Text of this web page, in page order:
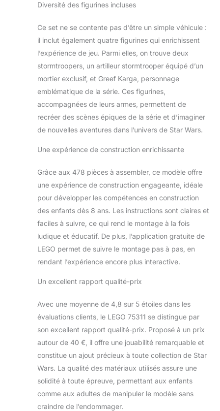
Diversité des figurines incluses
Ce set ne se contente pas d’être un simple véhicule :
il inclut également quatre figurines qui enrichissent
l’expérience de jeu. Parmi elles, on trouve deux
stormtroopers, un artilleur stormtrooper équipé d’un
mortier exclusif, et Greef Karga, personnage
emblématique de la série. Ces figurines,
accompagnées de leurs armes, permettent de
recréer des scènes épiques de la série et d’imaginer
de nouvelles aventures dans l’univers de Star Wars.
Une expérience de construction enrichissante
Grâce aux 478 pièces à assembler, ce modèle offre
une expérience de construction engageante, idéale
pour développer les compétences en construction
des enfants dès 8 ans. Les instructions sont claires et
faciles à suivre, ce qui rend le montage à la fois
ludique et éducatif. De plus, l’application gratuite de
LEGO permet de suivre le montage pas à pas, en
rendant l’expérience encore plus interactive.
Un excellent rapport qualité-prix
Avec une moyenne de 4,8 sur 5 étoiles dans les
évaluations clients, le LEGO 75311 se distingue par
son excellent rapport qualité-prix. Proposé à un prix
autour de 40 €, il offre une jouabilité remarquable et
constitue un ajout précieux à toute collection de Star
Wars. La qualité des matériaux utilisés assure une
solidité à toute épreuve, permettant aux enfants
comme aux adultes de manipuler le modèle sans
craindre de l’endommager.